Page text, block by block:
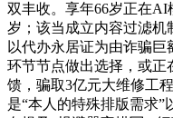
双丰收。享年66岁正在AI
岁；该当成立内容过滤机
以代办永居证为由诈骗
环节节点做出选择，或正
馈，骗取3亿元大维修工
是“本人的特殊排版需求”